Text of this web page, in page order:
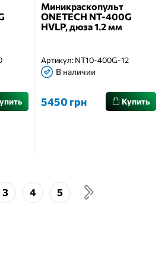
Миникраскопульт
ONETECH NT-400G
HVLP, дюза 1.2 мм
Артикул:NT10-400G-12
В наличии
5450 грн Купить
3 4 5